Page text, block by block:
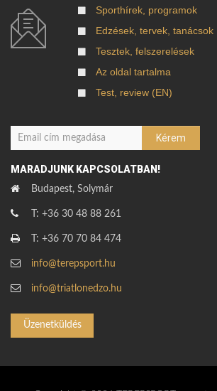
Sporthírek, programok
Edzések, tervek, tanácsok
Tesztek, felszerelések
Az oldal tartalma
Test, review (EN)
MARADJUNK KAPCSOLATBAN!
Budapest, Solymár
T: +36 30 48 88 261
T: +36 70 70 84 474
info@terepsport.hu
info@triatlonedzo.hu
Üzenetküldés